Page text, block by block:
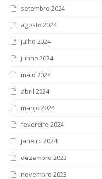
setembro 2024
agosto 2024
julho 2024
junho 2024
maio 2024
abril 2024
março 2024
fevereiro 2024
janeiro 2024
dezembro 2023
novembro 2023